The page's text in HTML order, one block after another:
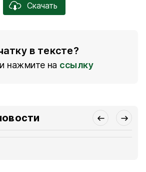
Скачать
в тексте?
нажмите на ссылку